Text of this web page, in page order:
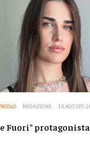
REDAZIONE 10 AGOSTO
Fuori"